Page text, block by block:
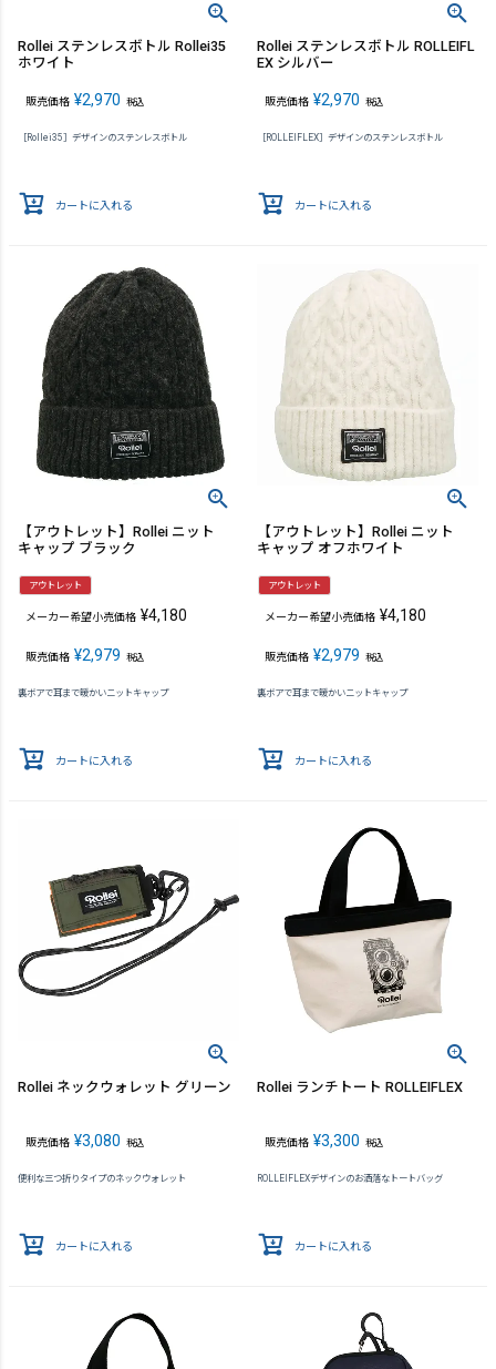
Rollei ステンレスボトル Rollei35
ホワイト
販売価格 ¥2,970 税込
［Rollei35］デザインのステンレスボトル
カートに入れる
Rollei ステンレスボトル ROLLEIFL
EX シルバー
販売価格 ¥2,970 税込
［ROLLEIFLEX］デザインのステンレスボトル
カートに入れる
【アウトレット】Rollei ニット
キャップ ブラック
アウトレット
メーカー希望小売価格 ¥4,180
販売価格 ¥2,979 税込
裏ボアで耳まで暖かいニットキャップ
カートに入れる
【アウトレット】Rollei ニット
キャップ オフホワイト
アウトレット
メーカー希望小売価格 ¥4,180
販売価格 ¥2,979 税込
裏ボアで耳まで暖かいニットキャップ
カートに入れる
Rollei ネックウォレット グリーン
販売価格 ¥3,080 税込
便利な三つ折りタイプのネックウォレット
カートに入れる
Rollei ランチトート ROLLEIFLEX
販売価格 ¥3,300 税込
ROLLEIFLEXデザインのお洒落なトートバッグ
カートに入れる